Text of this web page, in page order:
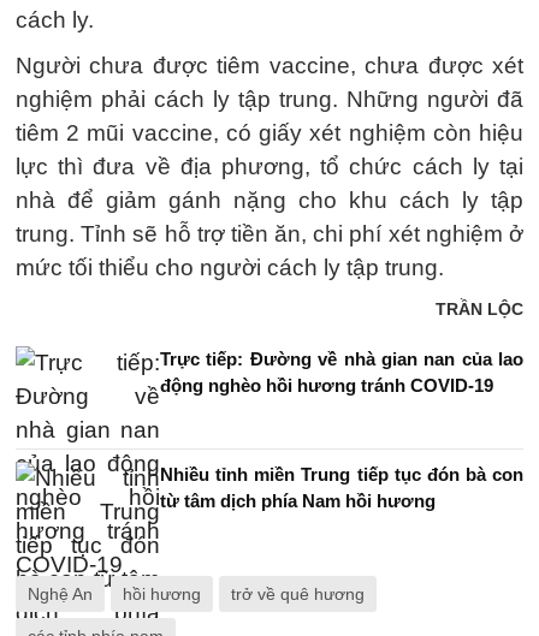
cách ly.
Người chưa được tiêm vaccine, chưa được xét
nghiệm phải cách ly tập trung. Những người đã
tiêm 2 mũi vaccine, có giấy xét nghiệm còn hiệu
lực thì đưa về địa phương, tổ chức cách ly tại
nhà để giảm gánh nặng cho khu cách ly tập
trung. Tỉnh sẽ hỗ trợ tiền ăn, chi phí xét nghiệm ở
mức tối thiểu cho người cách ly tập trung.
TRẦN LỘC
Trực tiếp: Đường về nhà gian nan của lao
động nghèo hồi hương tránh COVID-19
Nhiều tỉnh miền Trung tiếp tục đón bà con
từ tâm dịch phía Nam hồi hương
Nghệ An hồi hương trở về quê hương